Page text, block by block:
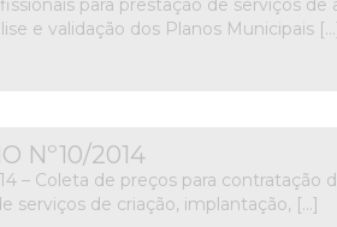
para prestação de serviços de
e validação dos Planos Municipais
Nº10/2014
– Coleta de preços para contratação
serviços de criação, implantação, […]